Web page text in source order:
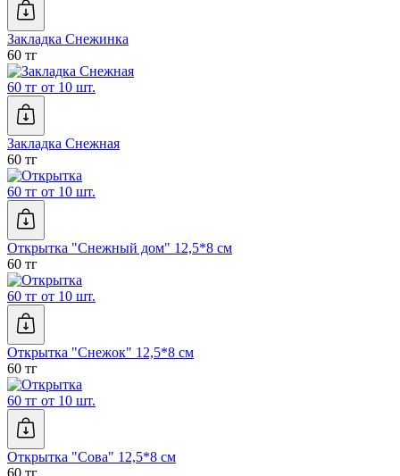
Закладка Снежинка
60 тг
60 тг от 10 шт.
Закладка Снежная
60 тг
60 тг от 10 шт.
Открытка "Снежный дом" 12,5*8 см
60 тг
60 тг от 10 шт.
Открытка "Снежок" 12,5*8 см
60 тг
60 тг от 10 шт.
Открытка "Сова" 12,5*8 см